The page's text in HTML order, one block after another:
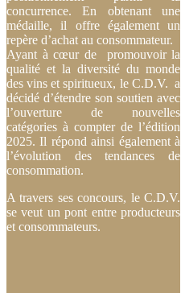
concurrence. En obtenant une
médaille, il offre également un
repère d’achat au consommateur.
Ayant à cœur de promouvoir la
qualité et la diversité du monde
des vins et spiritueux, le C.D.V. a
décidé d’étendre son soutien avec
l’ouverture de nouvelles
catégories à compter de l’édition
2025. Il répond ainsi également à
l’évolution des tendances de
consommation.
A travers ses concours, le C.D.V.
se veut un pont entre producteurs
et consommateurs.